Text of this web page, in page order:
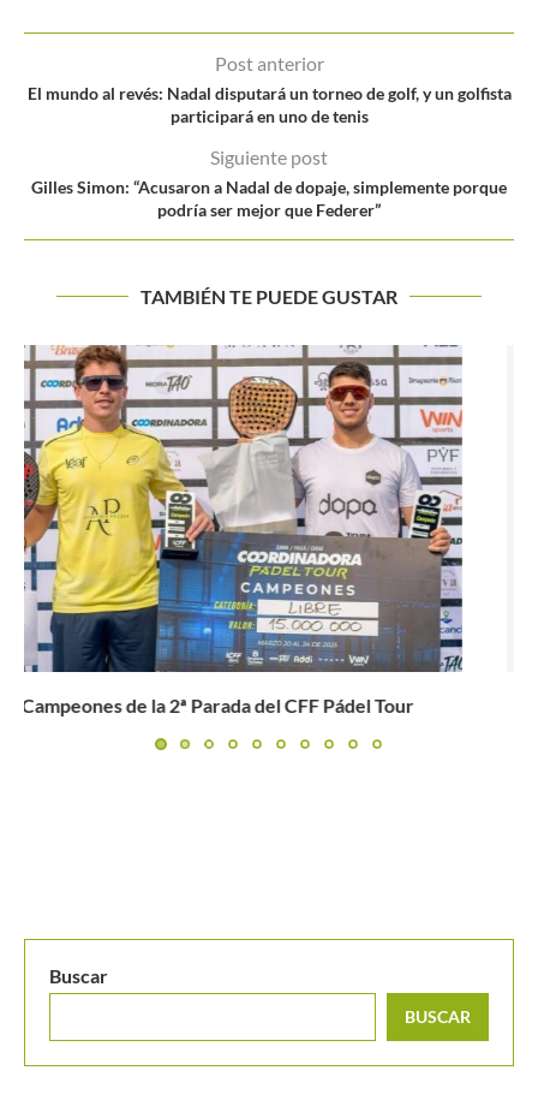
Post anterior
El mundo al revés: Nadal disputará un torneo de golf, y un golfista
participará en uno de tenis
Siguiente post
Gilles Simon: “Acusaron a Nadal de dopaje, simplemente porque
podría ser mejor que Federer”
TAMBIÉN TE PUEDE GUSTAR
Vota por tus favoritos en los Premios Match Tenis
Buscar
BUSCAR